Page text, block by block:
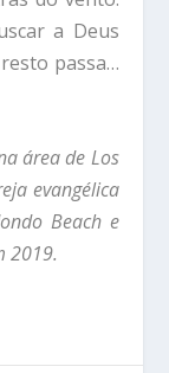
a Deus
passa…
área de Los
evangélica
Beach e
2019.